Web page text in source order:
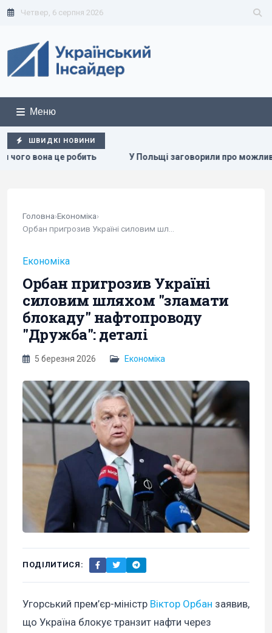
Четвер, 6 серпня 2026
Меню
ШВИДКІ НОВИНИ
У Польщі заговорили про можливість перехоплення
Головна›Економіка›
Економіка
Орбан пригрозив Україні
силовим шляхом "зламати
блокаду" нафтопроводу
"Дружба": деталі
5 березня 2026 Економіка
ПОДІЛИТИСЯ:
Угорський прем’єр-міністр Віктор Орбан заявив,
що Україна блокує транзит нафти через